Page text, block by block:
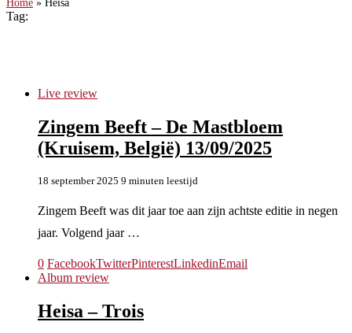
Home » Heisa
Tag:
Live review
Zingem Beeft – De Mastbloem
(Kruisem, België) 13/09/2025
18 september 2025 9 minuten leestijd
Zingem Beeft was dit jaar toe aan zijn achtste editie in negen
jaar. Volgend jaar …
0 FacebookTwitterPinterestLinkedinEmail
Album review
Heisa – Trois